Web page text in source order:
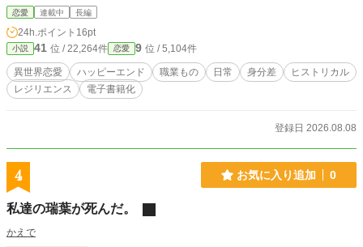
う。 それでも代筆の合間にグウェンとヴァージルの間で交わされてきた言葉と
手紙が、二人の距離を少しずつ縮めていき、やがて――。 ＊ フランス書院 e-
ブラン様にて、電子書籍化いたしました。 電子書籍の発売を記念して、本編に
収まりきらなかったエピソードのＳＳを書きました。 内容はグウェンとヴァー
ジルを中心にした、短編内や、電子書籍エンディング後の時間軸などの話です。
この作品は他サイトにも掲載しています。
恋愛 連載中 長編
24h.ポイント 16pt
小説 41 位 / 22,264件 恋愛 9 位 / 5,104件
異世界恋愛 ハッピーエンド 職業もの 日常 身分差
ヒストリカル
レジリエンス
電子書籍化
登録日 2026.08.08
4 お気に入り追加 0
私達の瑞葉が死んだ。
かえで